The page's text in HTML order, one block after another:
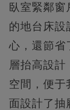
臥室緊鄰窗
的地台床設
心，還節省
層抬高設
空間，便于
面設計了抽